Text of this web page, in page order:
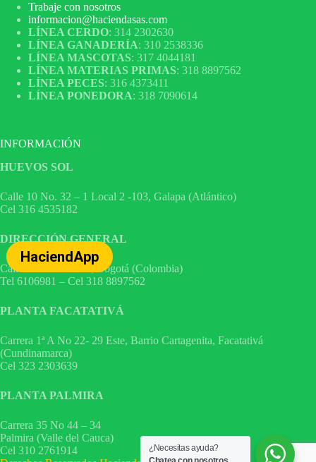
HaciendApp
Trabaje con nosotros
informacion@haciendasas.com
LÍNEA CERDO: 314 2302630
LÍNEA GANADERÍA: 310 2538336
LÍNEA MASCOTAS: 317 4044181
LÍNEA MATERIAS PRIMAS: 318 8897562
LÍNEA PECES: 316 4373411
LÍNEA PONEDORA: 318 7090614
INFORMACIÓN
HUEVOS SOL
Calle 10 No. 32 – 1 Local 2 -103, Galapa (Atlántico)
Cel 316 4535182
DIRECCIÓN GENERAL
Calle 82 No 24 – 42, Bogotá (Colombia)
Tel 6106981 – Cel 318 8897562
PLANTA FACATATIVÁ
Carrera 1ª A No 22- 29 Este, Barrio Cartagenita, Facatativá
(Cundinamarca)
Cel 323 2303639
PLANTA PALMIRA
Carrera 35 No 44 – 34
Palmira (Valle del Cauca)
Cel 310 2761914
¿Necesitas ayuda?